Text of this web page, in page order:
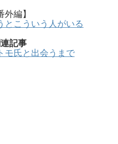
外編】
とこういう人がいる
記事
モ氏と出会うまで